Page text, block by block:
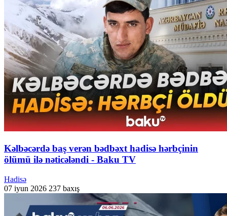
Kəlbəcərdə baş verən bədbəxt hadisə hərbçinin
ölümü ilə nəticələndi - Baku TV
Hadisə
07 iyun 2026 237 baxış